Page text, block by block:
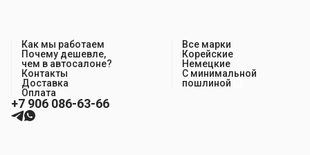
Как мы работаем
Почему дешевле,
чем в автосалоне?
Контакты
Доставка
Оплата
Все марки
Корейские
Немецкие
С минимальной
пошлиной
+7 906 086-63-66